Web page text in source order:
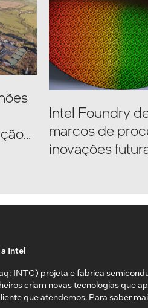
Intel Foundry
marcos de
inovações
Intel
INTC) projeta e fabrica
criam novas tecnologias que
que atendemos. Para saber